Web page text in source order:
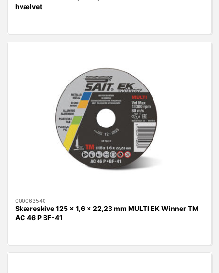
hvælvet
000063540
Skæreskive 125 x 1,6 x 22,23 mm MULTI EK Winner TM
AC 46 P BF-41